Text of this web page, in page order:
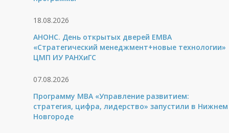
18.08.2026
АНОНС. День открытых дверей ЕМВА
«Стратегический менеджмент+новые технологии»
ЦМП ИУ РАНХиГС
07.08.2026
Программу MBA «Управление развитием:
стратегия, цифра, лидерство» запустили в Нижнем
Новгороде